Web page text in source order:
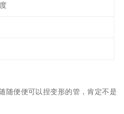
随便便可以捏变形的管，肯定不是